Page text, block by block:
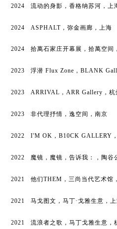
2024 流动的身影，香格纳苏河，上
2024 ASPHALT，弥金画廊，上海
2024 拾萬石家庄开幕展，拾萬空间
2023 浮潜 Flux Zone，BLANK
2023 ARRIVAL，ARR Gallery ，杭
2023 ⾮代理抒情，逸空间，南京
2022 I'M OK，B10CK GALLERY
2022 魔镜，魔镜，告诉我：，陶⾕
2021 他们THEM，三尚当代艺术馆
2021 ⻢⼽图⽂ ，⻢丁·⼽雅⽣意 ，
2021 流浪者之歌 ，⻢丁⼽雅⽣意 ，